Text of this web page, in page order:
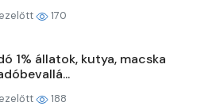
170
1% állatok, kutya, macska
188